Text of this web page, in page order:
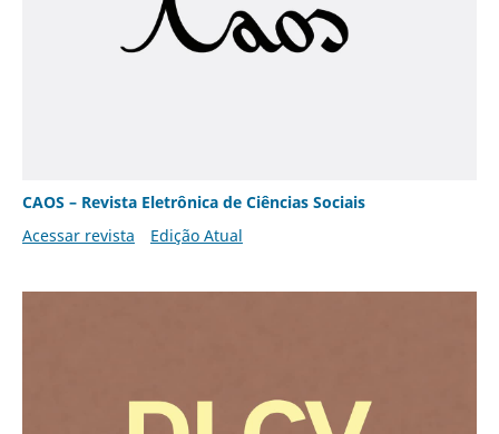
CAOS – Revista Eletrônica de Ciências Sociais
Acessar revista
Edição Atual